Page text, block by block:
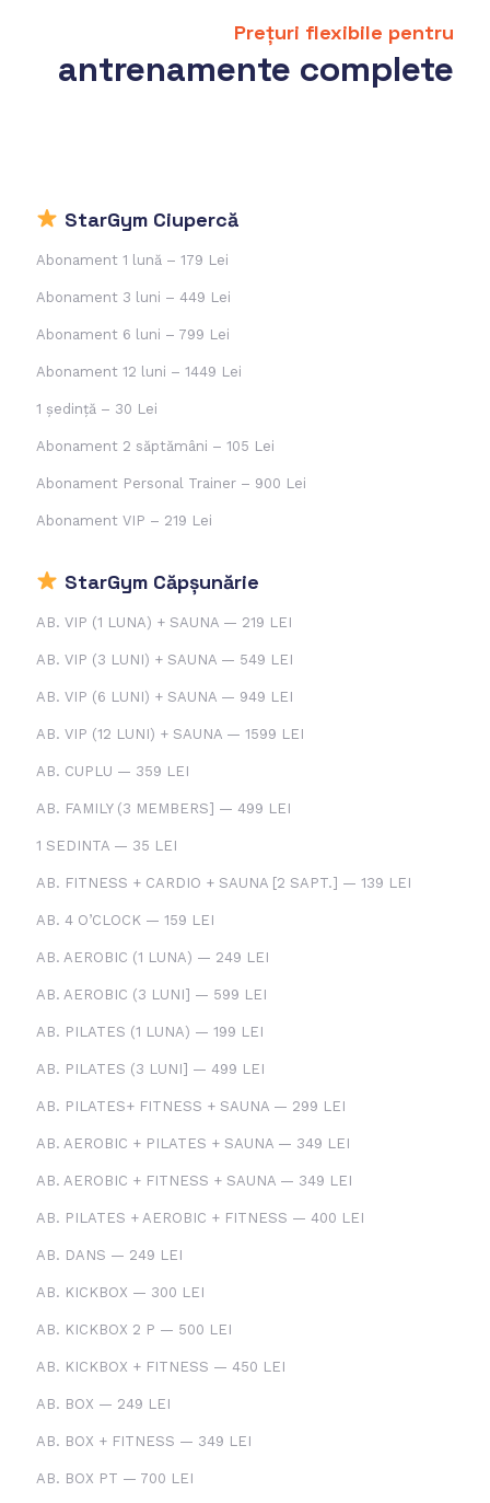
Prețuri flexibile pentru
antrenamente complete
StarGym Căpșunărie
AB. VIP (1 LUNA) + SAUNA — 219 LEI
AB. VIP (3 LUNI) + SAUNA — 549 LEI
AB. VIP (6 LUNI) + SAUNA — 949 LEI
AB. VIP (12 LUNI) + SAUNA — 1599 LEI
AB. CUPLU — 359 LEI
AB. FAMILY (3 MEMBERS] — 499 LEI
1 SEDINTA — 35 LEI
AB. FITNESS + CARDIO + SAUNA [2 SAPT.] — 139 LEI
AB. 4 O’CLOCK — 159 LEI
AB. AEROBIC (1 LUNA) — 249 LEI
AB. AEROBIC (3 LUNI] — 599 LEI
AB. PILATES (1 LUNA) — 199 LEI
AB. PILATES (3 LUNI] — 499 LEI
AB. PILATES+ FITNESS + SAUNA — 299 LEI
AB. AEROBIC + PILATES + SAUNA — 349 LEI
AB. AEROBIC + FITNESS + SAUNA — 349 LEI
AB. PILATES + AEROBIC + FITNESS — 400 LEI
AB. DANS — 249 LEI
AB. KICKBOX — 300 LEI
AB. KICKBOX 2 P — 500 LEI
AB. KICKBOX + FITNESS — 450 LEI
AB. BOX — 249 LEI
AB. BOX + FITNESS — 349 LEI
AB. BOX PT — 700 LEI
StarGym Ciupercă
Abonament 1 lună – 179 Lei
Abonament 3 luni – 449 Lei
Abonament 6 luni – 799 Lei
Abonament 12 luni – 1449 Lei
1 ședință – 30 Lei
Abonament 2 săptămâni – 105 Lei
Abonament Personal Trainer – 900 Lei
Abonament VIP – 219 Lei